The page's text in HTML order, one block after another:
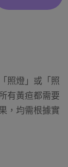
黃疸，其背後意
，理解「正常」
要提高警覺，對